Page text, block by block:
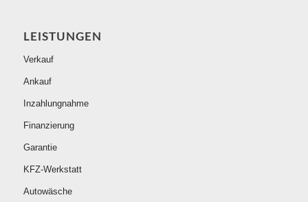
LEISTUNGEN
Verkauf
Ankauf
Inzahlungnahme
Finanzierung
Garantie
KFZ-Werkstatt
Autowäsche